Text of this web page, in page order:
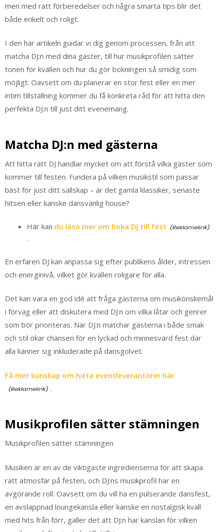
men med rätt förberedelser och några smarta tips blir det
både enkelt och roligt.
I den här artikeln guidar vi dig genom processen, från att
matcha DJ:n med dina gäster, till hur musikprofilen sätter
tonen för kvällen och hur du gör bokningen så smidig som
möjligt. Oavsett om du planerar en stor fest eller en mer
intim tillställning kommer du få konkreta råd för att hitta den
perfekta DJ:n till just ditt evenemang.
Matcha DJ:n med gästerna
Att hitta rätt DJ handlar mycket om att förstå vilka gäster som
kommer till festen. Fundera på vilken musikstil som passar
bäst för just ditt sällskap – är det gamla klassiker, senaste
hitsen eller kanske dansvänlig house?
Här kan du läsa mer om boka DJ till fest
.
En erfaren DJ kan anpassa sig efter publikens ålder, intressen
och energinivå, vilket gör kvällen roligare för alla.
Det kan vara en god idé att fråga gästerna om musikönskemål
i förväg eller att diskutera med DJ:n om vilka låtar och genrer
som bör prioriteras. När DJ:n matchar gästerna i både smak
och stil ökar chansen för en lyckad och minnesvärd fest där
alla känner sig inkluderade på dansgolvet.
Få mer kunskap om hitta eventleverantörer här
.
Musikprofilen sätter stämningen
Musikprofilen sätter stämningen
Musiken är en av de viktigaste ingredienserna för att skapa
rätt atmosfär på festen, och DJ:ns musikprofil har en
avgörande roll. Oavsett om du vill ha en pulserande dansfest,
en avslappnad loungekänsla eller kanske en nostalgisk kväll
med hits från förr, gäller det att DJ:n har känslan för vilken